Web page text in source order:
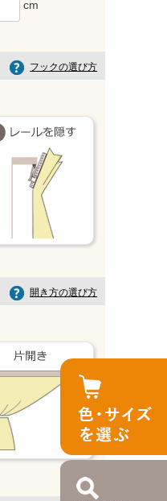
フックの選び方
開き方の選び方